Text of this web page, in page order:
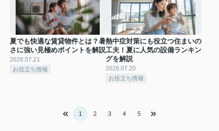
夏でも快適な賃貸物件とは？暑
さに強い見極めポイントを解説
2026.07.21
お役立ち情報
熱中症対策にも役立つ住まいの
工夫！夏に人気の設備ランキン
グを解説
2026.07.20
お役立ち情報
1 2 3 4 5